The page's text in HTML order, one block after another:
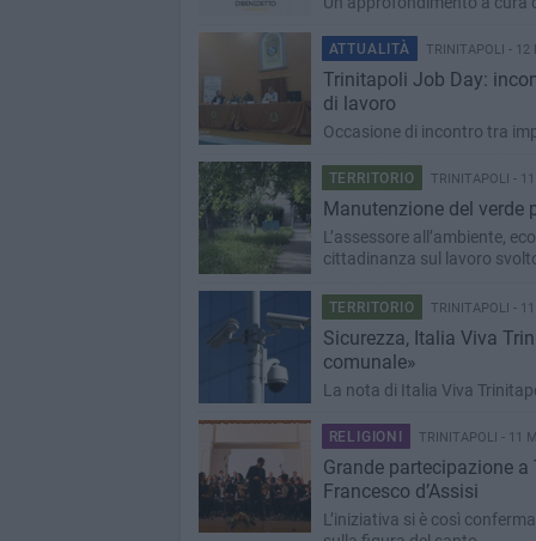
ATTUALITÀ TRINITAPOLI - 12
Trinitapoli Job Day:
di lavoro
Occasione di incontro tra
TERRITORIO TRINITAPOLI -
Manutenzione del verde
L’assessore all’ambiente,
cittadinanza sul lavoro
TERRITORIO TRINITAPOLI -
Sicurezza, Italia Viva
comunale»
La nota di Italia Viva
RELIGIONI TRINITAPOLI - 11
Grande partecipazione
Francesco d’Assisi
L’iniziativa si è così